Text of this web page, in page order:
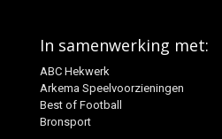
In samenwerking met:
ABC Hekwerk
Arkema Speelvoorzieningen
Best of Football
Bronsport